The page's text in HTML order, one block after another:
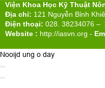
Viện Khoa Học Kỹ Thuật
Địa chỉ: 121 Nguyễn Bỉnh
Điện thoại: 028. 38234076 –
Website : http://iasvn.org -
Nooijd ung o day